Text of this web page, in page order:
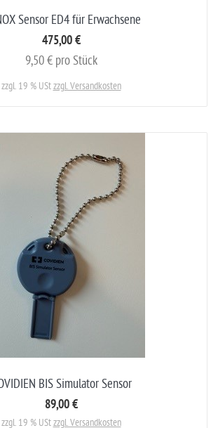
Sensor ED4 für Erwachsene
475,00 €
9,50 € pro Stück
zzgl. 19 % UStzzgl. Versandkosten
BIS Simulator Sensor
89,00 €
zzgl. 19 % UStzzgl. Versandkosten